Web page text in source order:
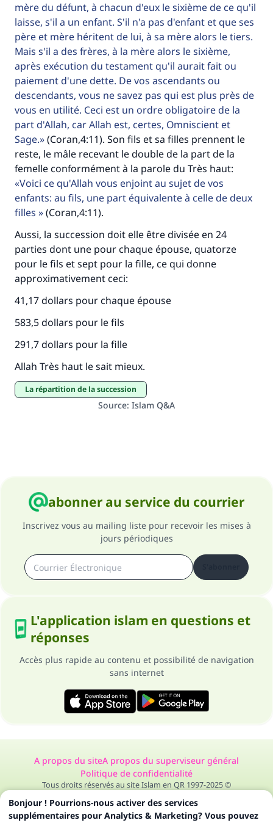
mère du défunt, à chacun d'eux le sixième de ce qu'il
laisse, s'il a un enfant. S'il n'a pas d'enfant et que ses
père et mère héritent de lui, à sa mère alors le tiers.
Mais s'il a des frères, à la mère alors le sixième,
après exécution du testament qu'il aurait fait ou
paiement d'une dette. De vos ascendants ou
descendants, vous ne savez pas qui est plus près de
vous en utilité. Ceci est un ordre obligatoire de la
part d'Allah, car Allah est, certes, Omniscient et
Sage. (Coran,4:11). Son fils et sa filles prennent le
reste, le mâle recevant le double de la part de la
femelle conformément à la parole du Très haut:
Voici ce qu'Allah vous enjoint au sujet de vos
enfants: au fils, une part équivalente à celle de deux
filles
(Coran,4:11).
Aussi, la succession doit elle être divisée en 24
parties dont une pour chaque épouse, quatorze
pour le fils et sept pour la fille, ce qui donne
approximativement ceci:
41,17 dollars pour chaque épouse
583,5 dollars pour le fils
291,7 dollars pour la fille
Allah Très haut le sait mieux.
La répartition de la succession
Source: Islam Q&A
abonner au service du courrier
Inscrivez vous au mailing liste pour recevoir les mises à
jours périodiques
L'application islam en questions et
réponses
Accès plus rapide au contenu et possibilité de navigation
sans internet
A propos du siteA propos du superviseur général
Politique de confidentialité
Tous droits réservés au site Islam en QR 1997-2025 ©
Faites une différence dans la vie de
millions de personnes grâce à votre
contribution
Aidez nous à apporter des réponses.
Le Messager d'Allah (Paix sur lui) a dit:
"Celui qui indique une bonne action obtient la
même récompense que celui qui le fait."
(MOUSLIM 1893)
Soutenez IslamQA
Bonjour ! Pourrions-nous activer des services
supplémentaires pour Analytics & Marketing? Vous pouvez